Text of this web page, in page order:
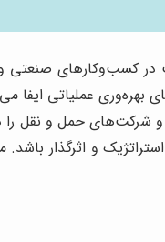
در کسب‌وکارهای
بهره‌وری عملیاتی ایفا
و شرکت‌های حمل و نقل
و اثرگذار باشد.